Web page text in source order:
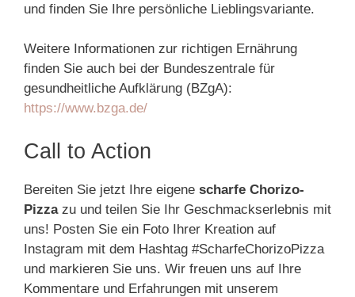
und finden Sie Ihre persönliche Lieblingsvariante.
Weitere Informationen zur richtigen Ernährung
finden Sie auch bei der Bundeszentrale für
gesundheitliche Aufklärung (BZgA):
https://www.bzga.de/
Call to Action
Bereiten Sie jetzt Ihre eigene scharfe Chorizo-
Pizzazu und teilen Sie Ihr Geschmackserlebnis mit
uns! Posten Sie ein Foto Ihrer Kreation auf
Instagram mit dem Hashtag #ScharfeChorizoPizza
und markieren Sie uns. Wir freuen uns auf Ihre
Kommentare und Erfahrungen mit unserem